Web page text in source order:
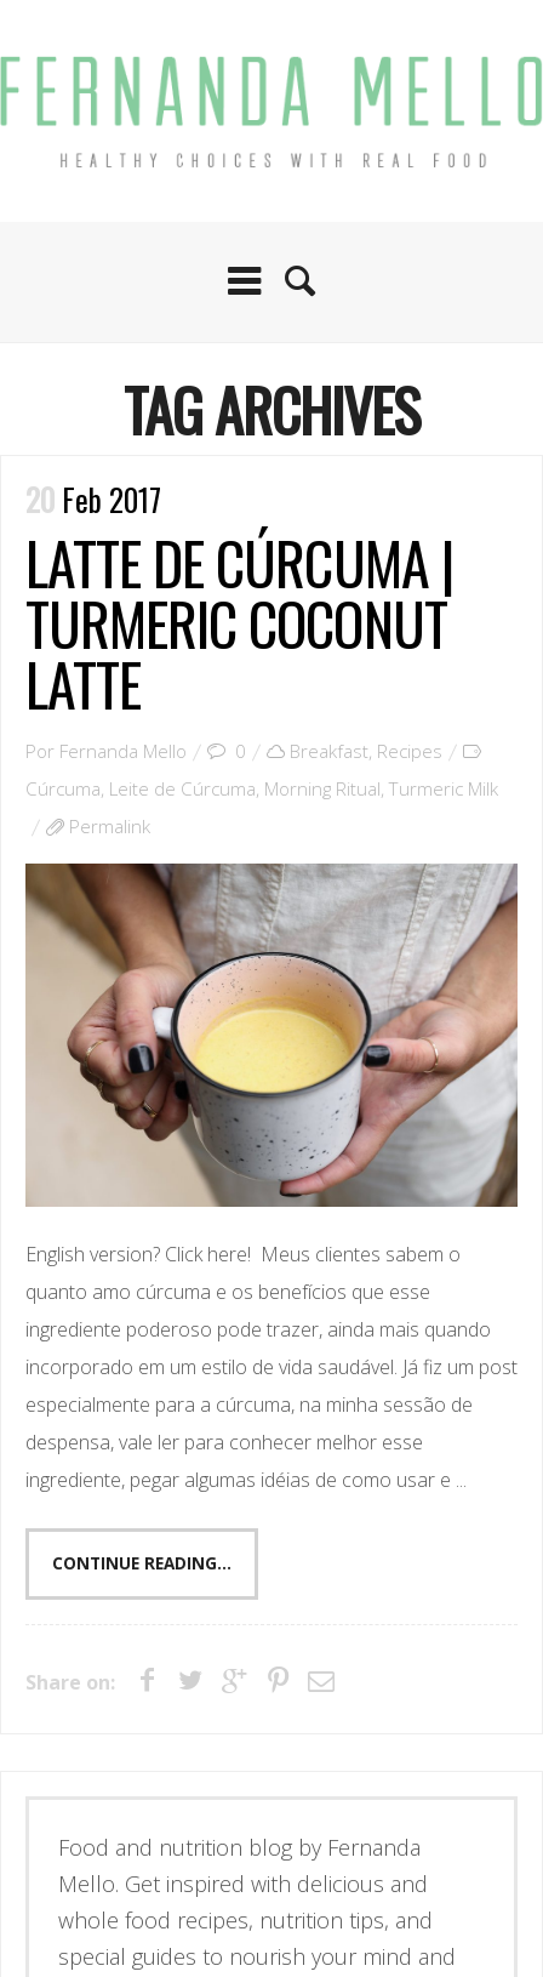
TAG ARCHIVES
20 Feb 2017
LATTE DE CÚRCUMA |
TURMERIC COCONUT
LATTE
Por Fernanda Mello 0 Breakfast, Recipes
Cúrcuma, Leite de Cúrcuma, Morning Ritual, Turmeric Milk
Permalink
English version? Click here! Meus clientes sabem o
quanto amo cúrcuma e os benefícios que esse
ingrediente poderoso pode trazer, ainda mais quando
incorporado em um estilo de vida saudável. Já fiz um post
especialmente para a cúrcuma, na minha sessão de
despensa, vale ler para conhecer melhor esse
ingrediente, pegar algumas idéias de como usar e ...
CONTINUE READING...
Share on:
Esse é o blog da nutricionista Fernanda
Mello. Se inspire através de receitas
simples e deliciosas, alimentos de verdade
e guias para nutrir corpo e mente.